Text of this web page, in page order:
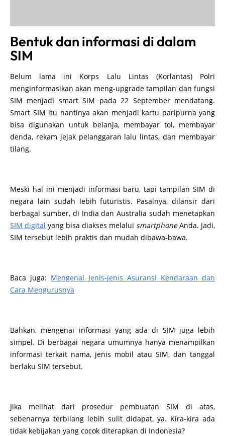
Bentuk dan informasi di dalam
SIM
Belum lama ini Korps Lalu Lintas (Korlantas) Polri
menginformasikan akan meng-upgrade tampilan dan fungsi
SIM menjadi smart SIM pada 22 September mendatang.
Smart SIM itu nantinya akan menjadi kartu paripurna yang
bisa digunakan untuk belanja, membayar tol, membayar
denda, rekam jejak pelanggaran lalu lintas, dan membayar
tilang.
Meski hal ini menjadi informasi baru, tapi tampilan SIM di
negara lain sudah lebih futuristis. Pasalnya, dilansir dari
berbagai sumber, di India dan Australia sudah menetapkan
SIM digital yang bisa diakses melalui smartphoneAnda. Jadi,
SIM tersebut lebih praktis dan mudah dibawa-bawa.
Baca juga: Mengenal Jenis-jenis Asuransi Kendaraan dan
Cara Mengurusnya
Bahkan, mengenai informasi yang ada di SIM juga lebih
simpel. Di berbagai negara umumnya hanya menampilkan
informasi terkait nama, jenis mobil atau SIM, dan tanggal
berlaku SIM tersebut.
Jika melihat dari prosedur pembuatan SIM di atas,
sebenarnya terbilang lebih sulit didapat, ya. Kira-kira ada
tidak kebijakan yang cocok diterapkan di Indonesia?